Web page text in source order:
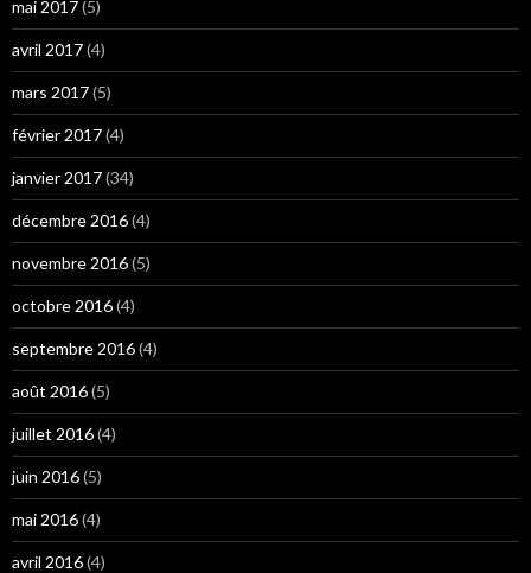
mai 2017(5)
avril 2017(4)
mars 2017(5)
février 2017(4)
janvier 2017(34)
décembre 2016(4)
novembre 2016(5)
octobre 2016(4)
septembre 2016(4)
août 2016(5)
juillet 2016(4)
juin 2016(5)
mai 2016(4)
avril 2016(4)